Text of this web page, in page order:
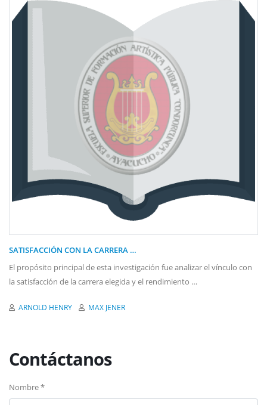
SATISFACCIÓN CON LA CARRERA …
El propósito principal de esta investigación fue analizar el vínculo con
la satisfacción de la carrera elegida y el rendimiento …
ARNOLD HENRY MAX JENER
Contáctanos
Nombre *